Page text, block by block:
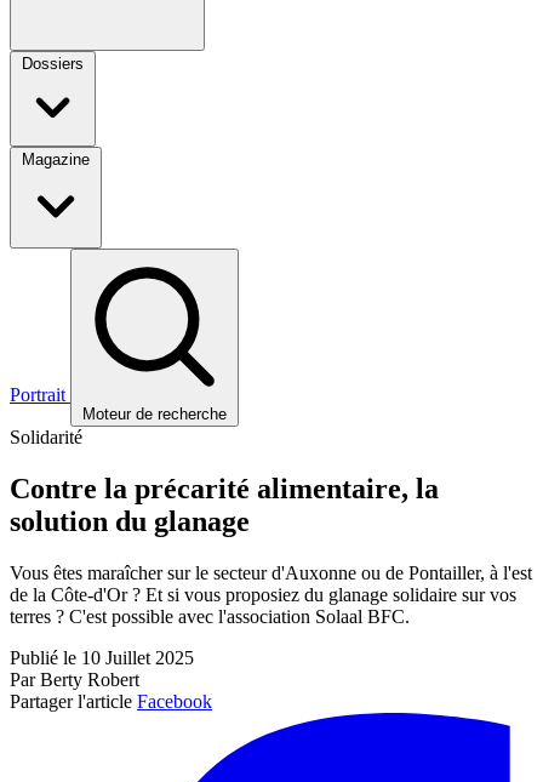
Dossiers
Magazine
Portrait
Moteur de recherche
Solidarité
Contre la précarité alimentaire, la
solution du glanage
Vous êtes maraîcher sur le secteur d'Auxonne ou de Pontailler, à l'est
de la Côte-d'Or ? Et si vous proposiez du glanage solidaire sur vos
terres ? C'est possible avec l'association Solaal BFC.
Publié le 10 Juillet 2025
Par Berty Robert
Partager l'article Facebook